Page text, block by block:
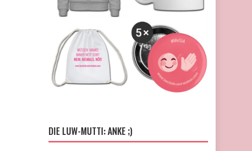
DIE LUW-MUTTI: ANKE ;)